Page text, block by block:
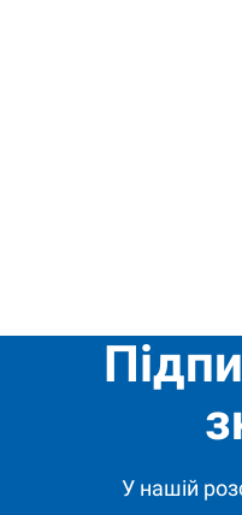
У нашій